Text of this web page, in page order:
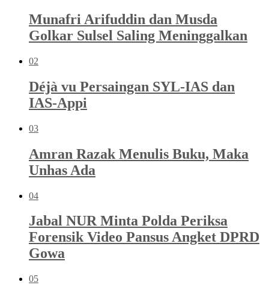
Munafri Arifuddin dan Musda
Golkar Sulsel Saling Meninggalkan
02
Déjà vu Persaingan SYL-IAS dan
IAS-Appi
03
Amran Razak Menulis Buku, Maka
Unhas Ada
04
Jabal NUR Minta Polda Periksa
Forensik Video Pansus Angket DPRD
Gowa
05